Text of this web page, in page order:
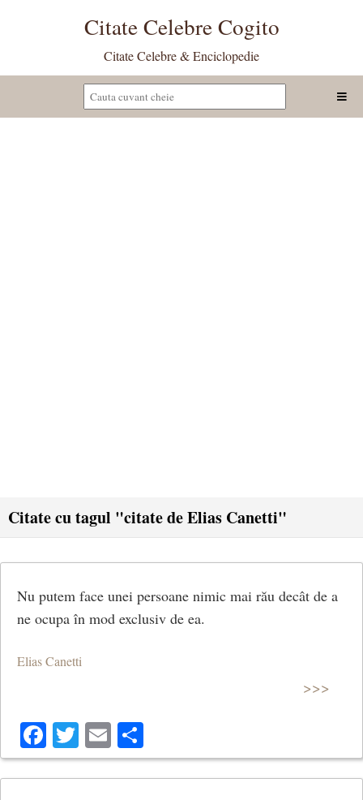
Citate Celebre Cogito
Citate Celebre & Enciclopedie
Citate cu tagul "citate de Elias Canetti"
Nu putem face unei persoane nimic mai rău decât de a
ne ocupa în mod exclusiv de ea.
Elias Canetti
>>>
Facebook
Twitter
Email